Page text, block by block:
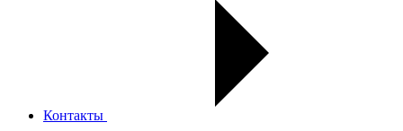
Контакты